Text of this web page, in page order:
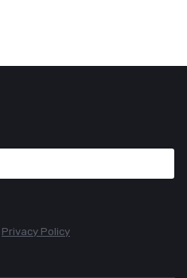
Privacy Policy